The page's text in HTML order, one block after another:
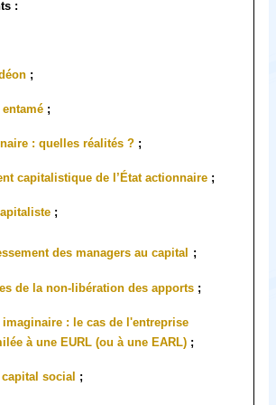
:
;
;
: quelles réalités ?;
capitalistique de l’État actionnaire;
;
des managers au capital ;
de la non-libération des apports;
: le cas de l'entreprise
à une EURL (ou à une EARL);
social ;